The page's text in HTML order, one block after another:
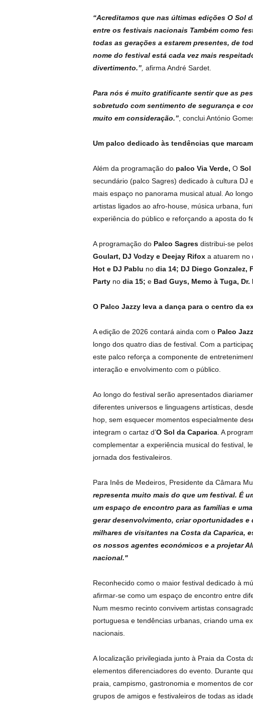
“Acreditamos que nas últimas edições O Sol
entre os festivais nacionais Também como
todas as gerações a estarem presentes, de
nome do festival está cada vez mais
divertimento.”, afirma André Sardet.
Para nós é muito gratificante sentir que as
sobretudo com sentimento de segurança e
muito em consideração.”, conclui António
Um palco dedicado às tendências que
Além da programação do palco Via Verde, O Sol
secundário (palco Sagres) dedicado à cultura
mais espaço no panorama musical atual. Ao
artistas ligados ao afro-house, música urbana,
experiência do público e reforçando a aposta do
A programação do Palco Sagresdistribui-se
Goulart, DJ Vodzy e Deejay Rifoxa atuarem no
Hot e DJ Pablu no dia 14; DJ Diego Gonzalez,
Party no dia 15; e Bad Guys, Memo à Tuga,
O Palco Jazzy leva a dança para o centro da
A edição de 2026 contará ainda com o Palco
longo dos quatro dias de festival. Com a
este palco reforça a componente de
interação e envolvimento com o público.
Ao longo do festival serão apresentados
diferentes universos e linguagens artísticas,
hop, sem esquecer momentos especialmente
integram o cartaz d’O Sol da Caparica. A
complementar a experiência musical do festival,
jornada dos festivaleiros.
Para Inês de Medeiros, Presidente da Câmara
representa muito mais do que um festival. É
um espaço de encontro para as famílias e
gerar desenvolvimento, criar oportunidades e
milhares de visitantes na Costa da Caparica,
os nossos agentes económicos e a projetar
nacional."
Reconhecido como o maior festival dedicado à
afirmar-se como um espaço de encontro entre
Num mesmo recinto convivem artistas
portuguesa e tendências urbanas, criando uma
nacionais.
A localização privilegiada junto à Praia da Costa
elementos diferenciadores do evento. Durante
praia, campismo, gastronomia e momentos de
grupos de amigos e festivaleiros de todas as